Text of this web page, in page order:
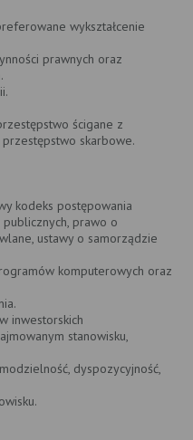
wykształcenie
prawnych oraz
ścigane z
skarbowe.
kodeks postępowania
prawo o
ustawy o samorządzie
komputerowych oraz
inwestorskich
stanowisku,
dyspozycyjność,